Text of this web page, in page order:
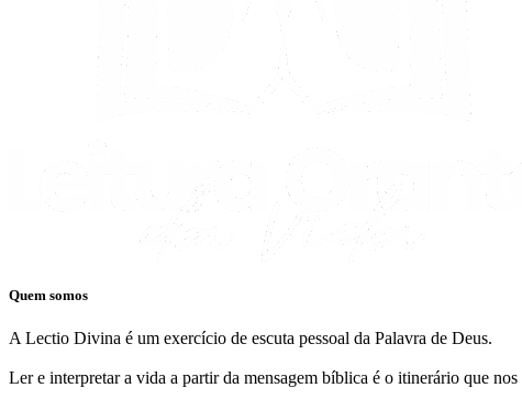
Quem somos
A Lectio Divina é um exercício de escuta pessoal da Palavra de Deus.
Ler e interpretar a vida a partir da mensagem bíblica é o itinerário que